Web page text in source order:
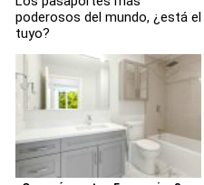
poderosos del mundo, ¿está el
tuyo?